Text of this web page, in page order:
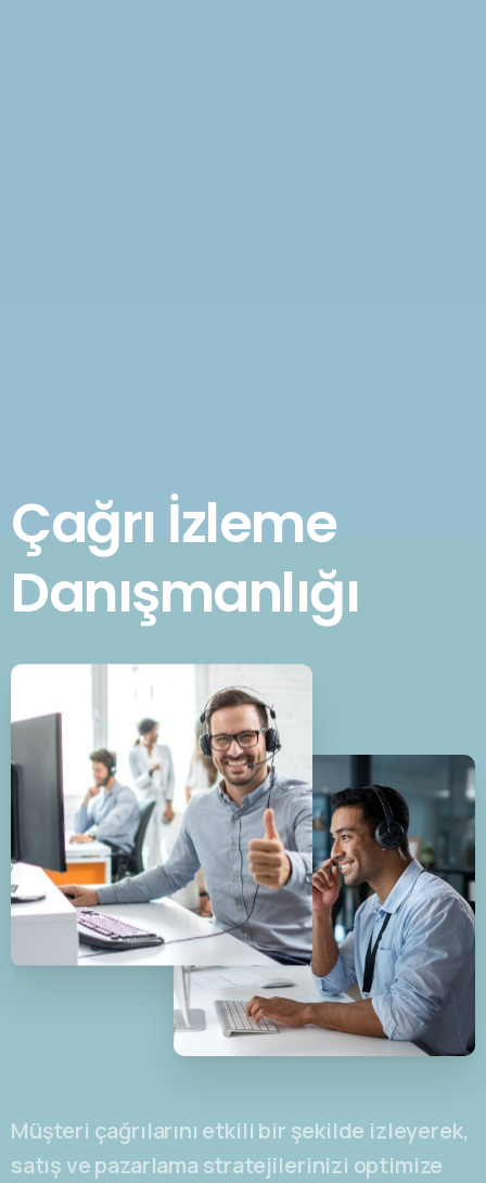
Çağrı İzleme
Danışmanlığı
Müşteri çağrılarını etkili bir şekilde izleyerek,
satış ve pazarlama stratejilerinizi optimize